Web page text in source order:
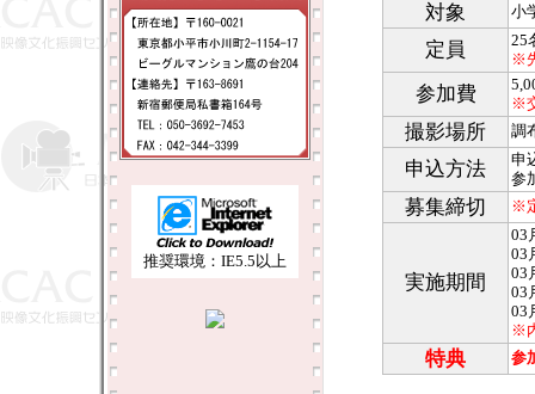
推奨環境：IE5.5以上
対象 小
定員
25
※
参加費
※
撮影場所 調
申込方法
申
参
募集締切 ※
実施期間
03
03
03
03
03
※
特典 参